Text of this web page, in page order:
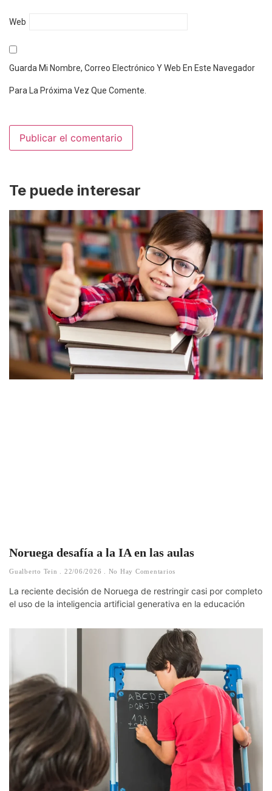
Web
Guarda Mi Nombre, Correo Electrónico Y Web En Este Navegador
Para La Próxima Vez Que Comente.
Te puede interesar
Noruega desafía a la IA en las aulas
Gualberto Tein 22/06/2026 No Hay Comentarios
La reciente decisión de Noruega de restringir casi por completo
el uso de la inteligencia artificial generativa en la educación